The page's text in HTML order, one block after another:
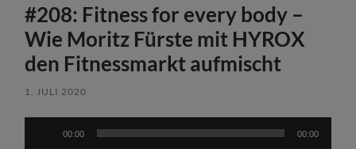
#208: Fitness for every body –
Wie Moritz Fürste mit HYROX
den Fitnessmarkt aufmischt
1. JULI 2020
00:00 00:00